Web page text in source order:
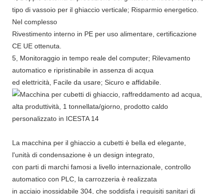
tipo di vassoio per il ghiaccio verticale; Risparmio energetico.
Nel complesso
Rivestimento interno in PE per uso alimentare, certificazione
CE UE ottenuta.
5, Monitoraggio in tempo reale del computer; Rilevamento
automatico e ripristinabile in assenza di acqua
ed elettricità, Facile da usare; Sicuro e affidabile.
La macchina per il ghiaccio a cubetti è bella ed elegante,
l'unità di condensazione è un design integrato,
con parti di marchi famosi a livello internazionale, controllo
automatico con PLC, la carrozzeria è realizzata
in acciaio inossidabile 304, che soddisfa i requisiti sanitari di